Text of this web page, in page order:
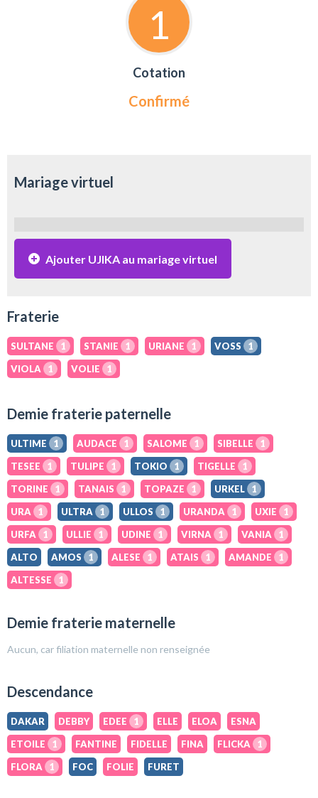
1
Cotation
Confirmé
Mariage virtuel
Ajouter UJIKA au mariage virtuel
Fraterie
SULTANE 1 STANIE 1 URIANE 1 VOSS
1
VIOLA
1 VOLIE 1
Demie fraterie paternelle
ULTIME 1 AUDACE 1 SALOME 1 SIBELLE
1
TESEE
1 TULIPE 1 TOKIO 1 TIGELLE
1
TORINE
1 TANAIS 1 TOPAZE 1 URKEL
1
URA
1 ULTRA 1 ULLOS 1 URANDA 1 UXIE
1
URFA
1 ULLIE 1 UDINE 1 VIRNA 1 VANIA
1
ALTO
AMOS 1 ALESE 1 ATAIS 1 AMANDE
1
ALTESSE
1
Demie fraterie maternelle
Aucun, car filiation maternelle non renseignée
Descendance
DAKAR DEBBY EDEE 1 ELLE ELOA
ESNA
ETOILE
1 FANTINE FIDELLE FINA FLICKA
1
FLORA
1 FOC FOLIE FURET